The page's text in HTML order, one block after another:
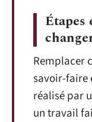
Étapes
Remplacer
savoir-faire
réalisé par
un travail